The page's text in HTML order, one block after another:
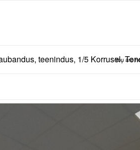
teenindus, 1/5 Korrusel,You are